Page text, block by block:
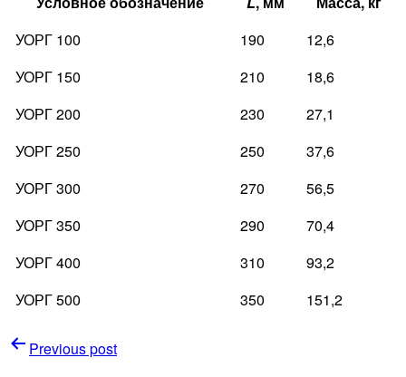
УОРГ 100
190
12,6
УОРГ 150
210
18,6
УОРГ 200
230
27,1
УОРГ 250
250
37,6
УОРГ 300
270
56,5
УОРГ 350
290
70,4
УОРГ 400
310
93,2
УОРГ 500
350 151,2
Навигация
Previous post